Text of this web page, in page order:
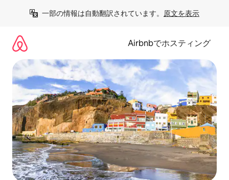
一部の情報は自動翻訳されています。 原文を表示
Airbnbでホスティング